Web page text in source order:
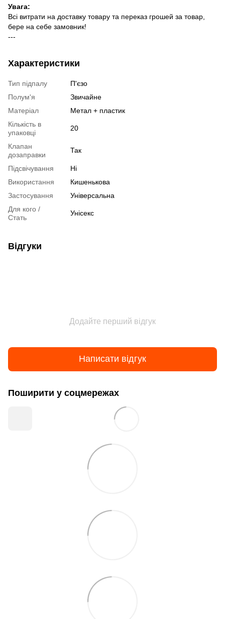
Увага:
Всі витрати на доставку товару та переказ грошей за товар,
бере на себе замовник!
---
Характеристики
Тип підпалу
П'єзо
Полум'я
Звичайне
Матеріал
Метал + пластик
Кількість в
упаковці
20
Клапан
дозаправки
Так
Підсвічування
Ні
Використання
Кишенькова
Застосування
Універсальна
Для кого /
Стать
Унісекс
Відгуки
Додайте перший відгук
Написати відгук
Поширити у соцмережах